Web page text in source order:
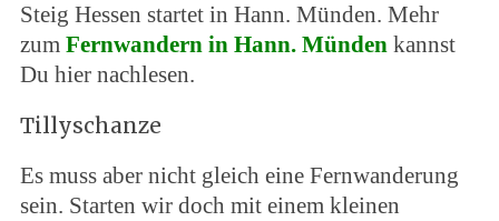
Steig Hessen startet in Hann. Münden. Mehr
zum Fernwandern in Hann. Münden kannst
Du hier nachlesen.
Tillyschanze
Es muss aber nicht gleich eine Fernwanderung
sein. Starten wir doch mit einem kleinen